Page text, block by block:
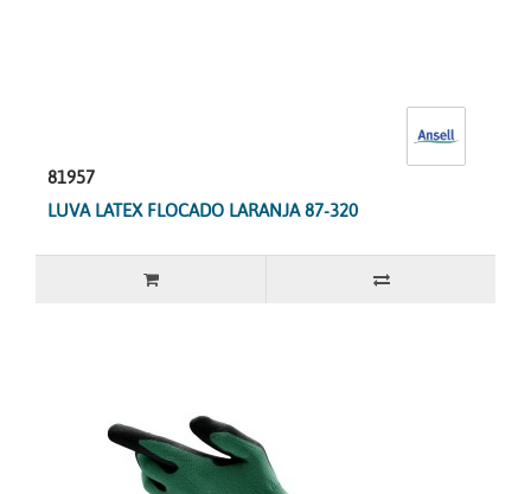
81957
LUVA LATEX FLOCADO LARANJA 87-320